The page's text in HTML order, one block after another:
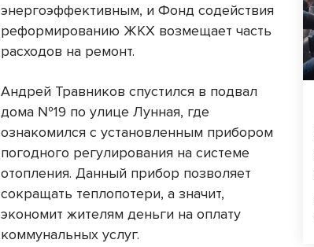
энергоэффективным, и Фонд содействия
реформированию ЖКХ возмещает часть
расходов на ремонт.
Андрей Травников спустился в подвал
дома №19 по улице Лунная, где
ознакомился с установленным прибором
погодного регулирования на системе
отопления. Данный прибор позволяет
сокращать теплопотери, а значит,
экономит жителям деньги на оплату
коммунальных услуг.